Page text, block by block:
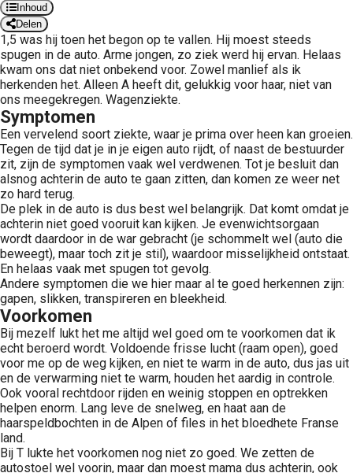
Inhoud
Delen
1,5 was hij toen het begon op te vallen. Hij moest steeds
spugen in de auto. Arme jongen, zo ziek werd hij ervan. Helaas
kwam ons dat niet onbekend voor. Zowel manlief als ik
herkenden het. Alleen A heeft dit, gelukkig voor haar, niet van
ons meegekregen. Wagenziekte.
Symptomen
Een vervelend soort ziekte, waar je prima over heen kan groeien.
Tegen de tijd dat je in je eigen auto rijdt, of naast de bestuurder
zit, zijn de symptomen vaak wel verdwenen. Tot je besluit dan
alsnog achterin de auto te gaan zitten, dan komen ze weer net
zo hard terug.
De plek in de auto is dus best wel belangrijk. Dat komt omdat je
achterin niet goed vooruit kan kijken. Je evenwichtsorgaan
wordt daardoor in de war gebracht (je schommelt wel (auto die
beweegt), maar toch zit je stil), waardoor misselijkheid ontstaat.
En helaas vaak met spugen tot gevolg.
Andere symptomen die we hier maar al te goed herkennen zijn:
gapen, slikken, transpireren en bleekheid.
Voorkomen
Bij mezelf lukt het me altijd wel goed om te voorkomen dat ik
echt beroerd wordt. Voldoende frisse lucht (raam open), goed
voor me op de weg kijken, en niet te warm in de auto, dus jas uit
en de verwarming niet te warm, houden het aardig in controle.
Ook vooral rechtdoor rijden en weinig stoppen en optrekken
helpen enorm. Lang leve de snelweg, en haat aan de
haarspeldbochten in de Alpen of files in het bloedhete Franse
land.
Bij T lukte het voorkomen nog niet zo goed. We zetten de
autostoel wel voorin, maar dan moest mama dus achterin, ook